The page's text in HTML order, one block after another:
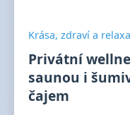
Krása, zdraví a
Privátní
saunou i
čajem